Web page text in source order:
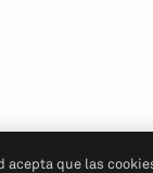
acepta que las